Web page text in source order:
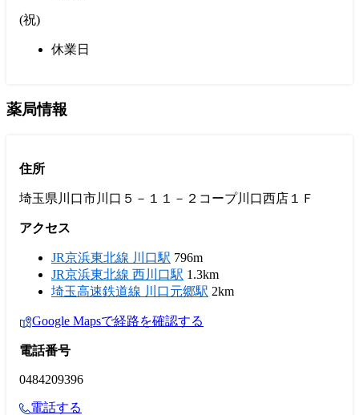
(祝)
休業日
薬局情報
住所
埼玉県川口市川口５－１１－２コープ川口西店１Ｆ
アクセス
JR京浜東北線 川口駅 796m
JR京浜東北線 西川口駅 1.3km
埼玉高速鉄道線 川口元郷駅 2km
Google Mapsで経路を確認する
電話番号
0484209396
電話する